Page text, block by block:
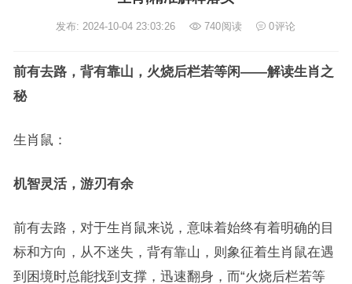
发布: 2024-10-04 23:03:26 740阅读 0评论
前有去路，背有靠山，火烧后栏若等闲——解读生肖之
秘
生肖鼠：
机智灵活，游刃有余
前有去路，对于生肖鼠来说，意味着始终有着明确的目
标和方向，从不迷失，背有靠山，则象征着生肖鼠在遇
到困境时总能找到支撑，迅速翻身，而“火烧后栏若等